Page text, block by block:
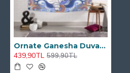
Ornate Ganesha Duvar Örtüsü
439,90TL 599,90TL